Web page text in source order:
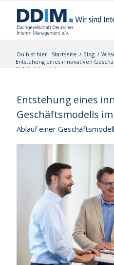
Du bist hier: Startseite / Blog /
Entstehung eines innovativen
Holzfachhandel
Entstehung eines
Geschäftsmodells
Ablauf einer